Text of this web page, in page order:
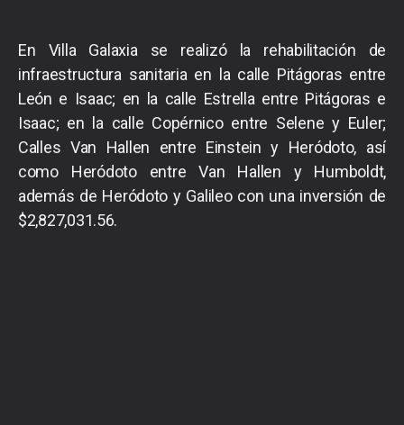
En Villa Galaxia se realizó la rehabilitación de
infraestructura sanitaria en la calle Pitágoras entre
León e Isaac; en la calle Estrella entre Pitágoras e
Isaac; en la calle Copérnico entre Selene y Euler;
Calles Van Hallen entre Einstein y Heródoto, así
como Heródoto entre Van Hallen y Humboldt,
además de Heródoto y Galileo con una inversión de
$2,827,031.56.